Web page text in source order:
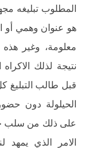
المطلوب تبليغه
هو عنوان وهمي أو
معلومة، وغير هذه
نتيجة لذلك
قبل طالب التبليغ
الحيلولة دون
على ذلك من سلب
الامر الذي يمهد